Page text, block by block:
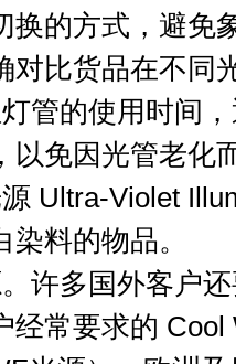
换的方式，避免
对比货品在不同
管的使用时间
以免因光管老化
Ultra-Violet
料的物品。
许多国外客户
经常要求的 Cool